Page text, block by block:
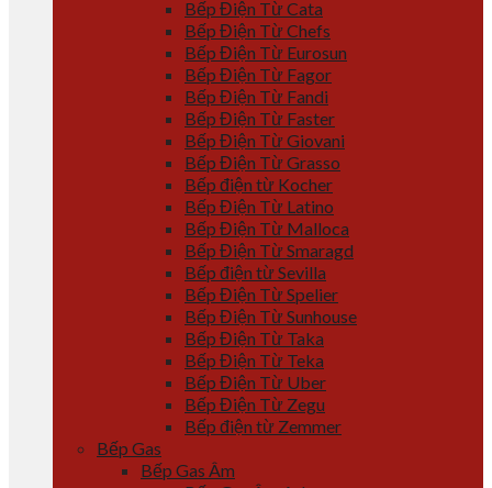
Bếp Điện Từ Cata
Bếp Điện Từ Chefs
Bếp Điện Từ Eurosun
Bếp Điện Từ Fagor
Bếp Điện Từ Fandi
Bếp Điện Từ Faster
Bếp Điện Từ Giovani
Bếp Điện Từ Grasso
Bếp điện từ Kocher
Bếp Điện Từ Latino
Bếp Điện Từ Malloca
Bếp Điện Từ Smaragd
Bếp điện từ Sevilla
Bếp Điện Từ Spelier
Bếp Điện Từ Sunhouse
Bếp Điện Từ Taka
Bếp Điện Từ Teka
Bếp Điện Từ Uber
Bếp Điện Từ Zegu
Bếp điện từ Zemmer
Bếp Gas
Bếp Gas Âm